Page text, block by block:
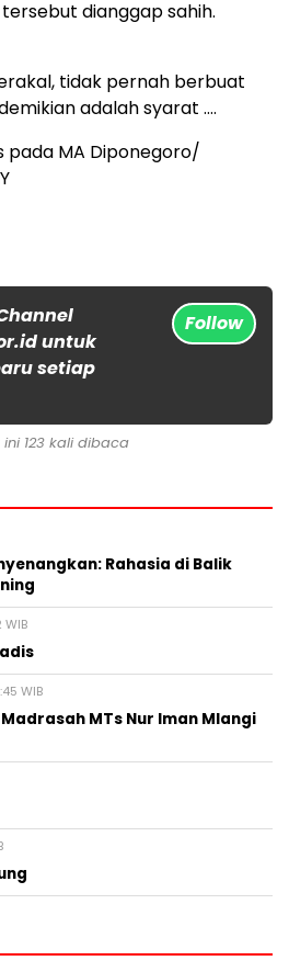
dianggap sahih.
tidak pernah berbuat
adalah syarat ….
pada MA Diponegoro/
untuk
setiap
Follow
123 kali dibaca
Rahasia di Balik
WIB
MTs Nur Iman Mlangi